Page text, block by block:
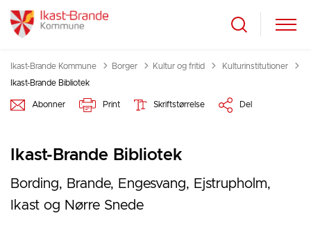
Ikast-Brande Kommune Borger Kultur og fritid
Tilbage til
Kulturinstitutioner
Ikast-Brande Bibliotek
Abonner Print Skriftstørrelse Del
Ikast-Brande Bibliotek
Bording, Brande, Engesvang, Ejstrupholm,
Ikast og Nørre Snede